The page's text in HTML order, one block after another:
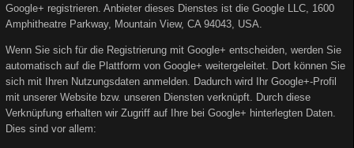
Google+ registrieren. Anbieter dieses Dienstes ist die Google LLC, 1600
Amphitheatre Parkway, Mountain View, CA 94043, USA.
Wenn Sie sich für die Registrierung mit Google+ entscheiden, werden Sie
automatisch auf die Plattform von Google+ weitergeleitet. Dort können Sie
sich mit Ihren Nutzungsdaten anmelden. Dadurch wird Ihr Google+-Profil
mit unserer Website bzw. unseren Diensten verknüpft. Durch diese
Verknüpfung erhalten wir Zugriff auf Ihre bei Google+ hinterlegten Daten.
Dies sind vor allem: